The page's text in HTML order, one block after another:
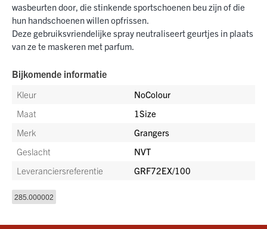
wasbeurten door, die stinkende sportschoenen beu zijn of die
hun handschoenen willen opfrissen.
Deze gebruiksvriendelijke spray neutraliseert geurtjes in plaats
van ze te maskeren met parfum.
Bijkomende informatie
Kleur
NoColour
Maat
1Size
Merk
Grangers
Geslacht
NVT
Leveranciersreferentie
GRF72EX/100
285.000002